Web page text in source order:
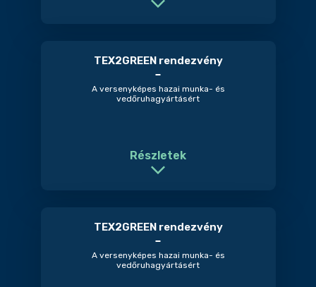
TEX2GREEN rendezvény
A versenyképes hazai munka- és
vedőruhagyártásért
Részletek
TEX2GREEN rendezvény
A versenyképes hazai munka- és
vedőruhagyártásért